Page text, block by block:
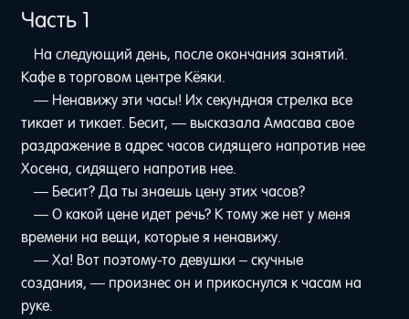
Часть 1
На следующий день, после окончания занятий.
Кафе в торговом центре Кёяки.
— Ненавижу эти часы! Их секундная стрелка все
тикает и тикает. Бесит, — высказала Амасава свое
раздражение в адрес часов сидящего напротив нее
Хосена, сидящего напротив нее.
— Бесит? Да ты знаешь цену этих часов?
— О какой цене идет речь? К тому же нет у меня
времени на вещи, которые я ненавижу.
— Ха! Вот поэтому-то девушки – скучные
создания, — произнес он и прикоснулся к часам на
руке.